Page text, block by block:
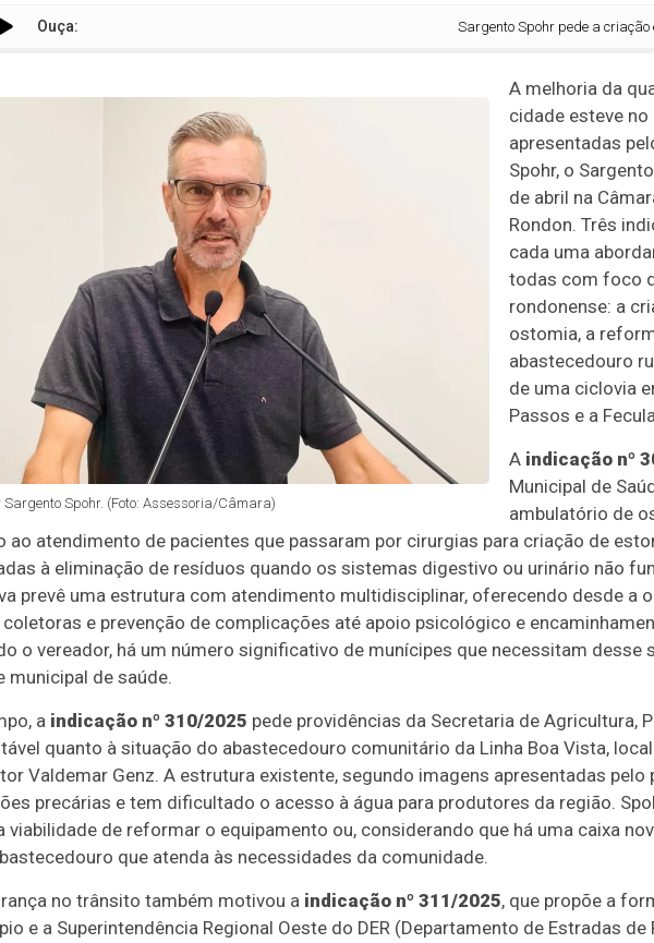
Ouça: Sargento Spohr pede a criação e
Sargento Spohr. (Foto: Assessoria/Câmara)
A melhoria da
cidade esteve
apresentadas
Spohr, o
de abril na
Rondon. Três
cada uma
todas com foco
rondonense: a
ostomia, a
abastecedouro
de uma ciclovia
Passos e a
A indicação nº
Municipal de
ambulatório de
ao atendimento de pacientes que passaram por cirurgias para criação de
à eliminação de resíduos quando os sistemas digestivo ou urinário não
prevê uma estrutura com atendimento multidisciplinar, oferecendo desde a
e prevenção de complicações até apoio psicológico e
o vereador, há um número significativo de munícipes que necessitam desse
municipal de saúde.
a indicação nº 310/2025 pede providências da Secretaria de Agricultura,
quanto à situação do abastecedouro comunitário da Linha Boa Vista,
Valdemar Genz. A estrutura existente, segundo imagens apresentadas pelo
precárias e tem dificultado o acesso à água para produtores da região.
viabilidade de reformar o equipamento ou, considerando que há uma caixa
que atenda às necessidades da comunidade.
no trânsito também motivou a indicação nº 311/2025, que propõe a
e a Superintendência Regional Oeste do DER (Departamento de Estradas